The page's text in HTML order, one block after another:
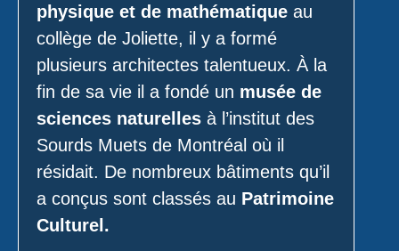
physique et de mathématique au
collège de Joliette, il y a formé
plusieurs architectes talentueux. À la
fin de sa vie il a fondé un musée de
sciences naturelles à l’institut des
Sourds Muets de Montréal où il
résidait. De nombreux bâtiments qu’il
a conçus sont classés au Patrimoine
Culturel.